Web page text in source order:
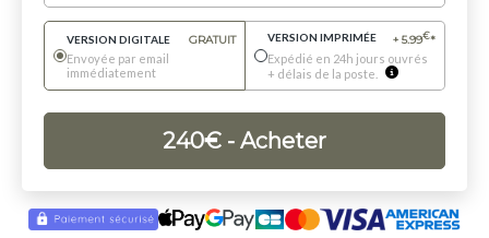
VERSION DIGITALE
GRATUIT
Envoyée par email
immédiatement
VERSION IMPRIMÉE + 5.99€*
Expédié en 24h jours ouvrés
+ délais de la poste.
240€ - Acheter